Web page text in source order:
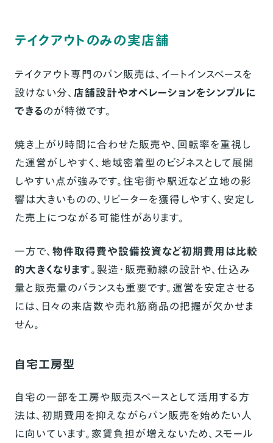
テイクアウトのみの実店舗
テイクアウト専門のパン販売は、イートインスペースを
設けない分、 店舗設計やオペレーションをシンプルに
できるのが特徴です。
焼き上がり時間に合わせた販売や、回転率を重視し
た運営がしやすく、地域密着型のビジネスとして展開
しやすい点が強みです。住宅街や駅近など立地の影
響は大きいものの、リピーターを獲得しやすく、安定し
た売上につながる可能性があります。
一方で、 物件取得費や設備投資など初期費用は比較
的大きくなります。製造・販売動線の設計や、仕込み
量と販売量のバランスも重要です。運営を安定させる
には、日々の来店数や売れ筋商品の把握が欠かせま
せん。
自宅工房型
自宅の一部を工房や販売スペースとして活用する方
法は、初期費用を抑えながらパン販売を始めたい人
に向いています。家賃負担が増えないため、スモール